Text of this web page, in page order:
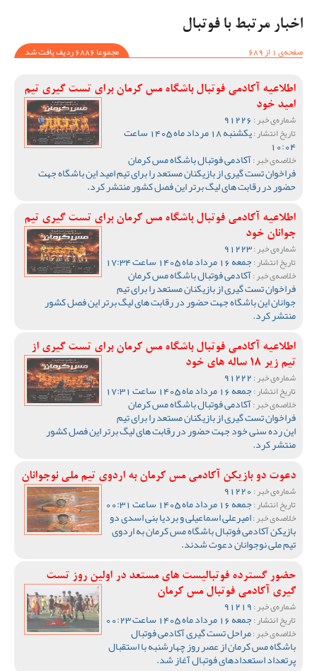
اخبار مرتبط با فوتبال
صفحه‌ی 1 از 689
مجموعا 6886 ردیف یافت شد
اطلاعیه آکادمی فوتبال باشگاه مس کرمان برای تست گیری تیم
امید خود
شماره‌ی خبر :
تاریخ انتشار : یکشنبه 18 مرداد ماه 1405 ساعت
10:04
خلاصه‌ی خبر :آکادمی فوتبال باشگاه مس کرمان
فراخوان تست گیری از بازیکنان مستعد را برای تیم امید این باشگاه جهت
حضور در رقابت های لیگ برتر این فصل کشور منتشر کرد.
اطلاعیه آکادمی فوتبال باشگاه مس کرمان برای تست گیری تیم
جوانان خود
شماره‌ی خبر :
تاریخ انتشار :جمعه 16 مرداد ماه 1405 ساعت 17:34
خلاصه‌ی خبر :آکادمی فوتبال باشگاه مس کرمان
فراخوان تست گیری از بازیکنان مستعد را برای تیم
جوانان این باشگاه جهت حضور در رقابت های لیگ برتر این فصل کشور
منتشر کرد.
اطلاعیه آکادمی فوتبال باشگاه مس کرمان برای تست گیری از
تیم زیر 18 ساله های خود
شماره‌ی خبر :
تاریخ انتشار :جمعه 16 مرداد ماه 1405 ساعت 17:31
خلاصه‌ی خبر :آکادمی فوتبال باشگاه مس کرمان
فراخوان تست گیری از بازیکنان مستعد را برای تیم
این رده سنی خود جهت حضور در رقابت های لیگ برتر این فصل کشور
منتشر کرد.
دعوت دو بازیکن آکادمی مس کرمان به اردوی تیم ملی نوجوانان
شماره‌ی خبر :
تاریخ انتشار :جمعه 16 مرداد ماه 1405 ساعت 00:31
خلاصه‌ی خبر :امیرعلی اسماعیلی و بردیا بنی اسدی دو
بازیکن آکادمی فوتبال باشگاه مس کرمان به اردوی
تیم ملی نوجوانان دعوت شدند.
حضور گسترده فوتبالیست های مستعد در اولین روز تست
گیری آکادمی فوتبال مس کرمان
شماره‌ی خبر :
تاریخ انتشار :جمعه 16 مرداد ماه 1405 ساعت 00:23
خلاصه‌ی خبر :مراحل تست گیری آکادمی فوتبال
باشگاه مس کرمان از عصر روز چهارشنبه با استقبال
پرتعداد استعدادهای فوتبال آغاز شد.